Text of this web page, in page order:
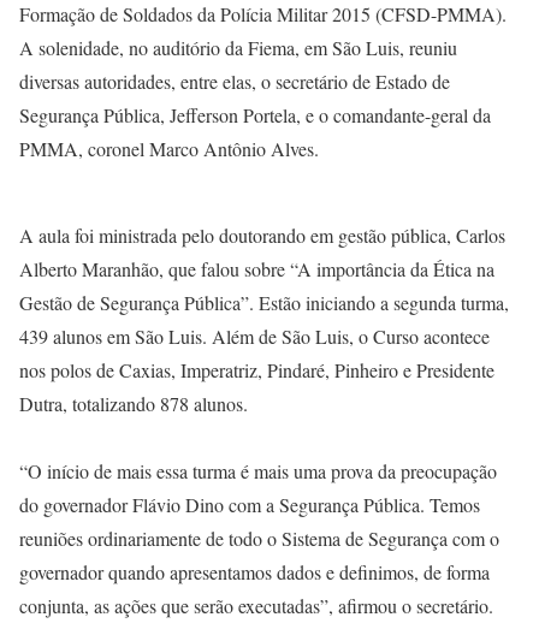
Formação de Soldados da Polícia Militar 2015 (CFSD-PMMA).
A solenidade, no auditório da Fiema, em São Luis, reuniu
diversas autoridades, entre elas, o secretário de Estado de
Segurança Pública, Jefferson Portela, e o comandante-geral da
PMMA, coronel Marco Antônio Alves.
A aula foi ministrada pelo doutorando em gestão pública, Carlos
Alberto Maranhão, que falou sobre “A importância da Ética na
Gestão de Segurança Pública”. Estão iniciando a segunda turma,
439 alunos em São Luis. Além de São Luis, o Curso acontece
nos polos de Caxias, Imperatriz, Pindaré, Pinheiro e Presidente
Dutra, totalizando 878 alunos.
“O início de mais essa turma é mais uma prova da preocupação
do governador Flávio Dino com a Segurança Pública. Temos
reuniões ordinariamente de todo o Sistema de Segurança com o
governador quando apresentamos dados e definimos, de forma
conjunta, as ações que serão executadas”, afirmou o secretário.